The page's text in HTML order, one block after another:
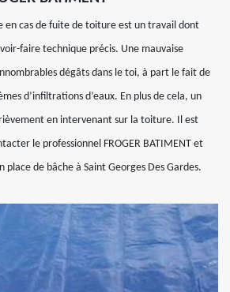
en cas de fuite de toiture est un travail dont
faire technique précis. Une mauvaise
dégâts dans le toi, à part le fait de
d’infiltrations d’eaux. En plus de cela, un
en intervenant sur la toiture. Il est
le professionnel FROGER BATIMENT et
place de bâche à Saint Georges Des Gardes.